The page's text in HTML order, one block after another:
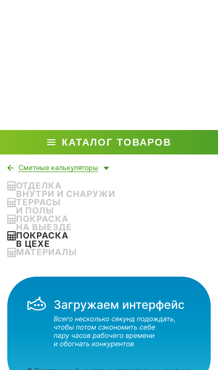
КАТАЛОГ ТОВАРОВ
Сметные калькуляторы
ОТДЕЛКА
ВНУТРИ И СНАРУЖИ
ТЕРРАСЫ
И ПОЛЫ
ПОКРАСКА
НА ВЫЕЗДЕ
ПОКРАСКА
В ЦЕХЕ
МАТЕРИАЛЫ